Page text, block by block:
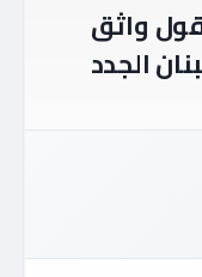
واثق
الجدد